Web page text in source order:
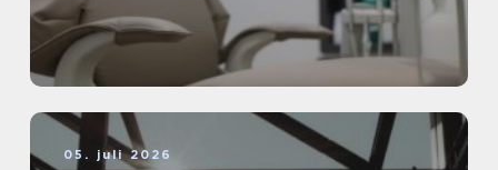
05. juli 2026